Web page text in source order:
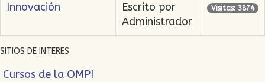
Innovación
Escrito por
Administrador
Visitas: 3874
SITIOS DE INTERES
Cursos de la OMPI